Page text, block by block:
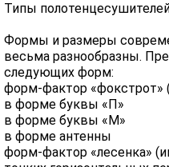
Типы
Формы и размеры
весьма разнообразны.
следующих форм:
форм-фактор «фокстрот»
в форме буквы «П»
в форме буквы «М»
в форме антенны
форм-фактор «лесенка»